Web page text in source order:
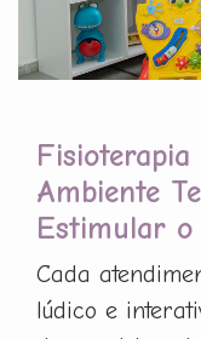
Ambiente
Estimular o
Cada
lúdico e